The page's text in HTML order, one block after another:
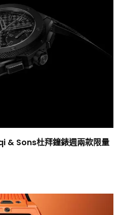
& Sons杜拜鐘錶週兩款限量